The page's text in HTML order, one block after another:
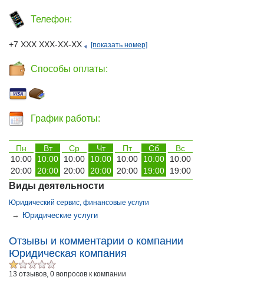
Телефон:
+7 ХХХ ХХХ-ХХ-ХХ [показать номер]
Способы оплаты:
График работы:
Пн Вт Ср Чт Пт Сб
Вс
10:00
10:00 10:00 10:00 10:00 10:00
10:00
20:00
20:00 20:00 20:00 20:00 19:00 19:00
Виды деятельности
Юридический сервис, финансовые услуги
→ Юридические услуги
Отзывы и комментарии о компании
Юридическая компания
13 отзывов, 0 вопросов к компании